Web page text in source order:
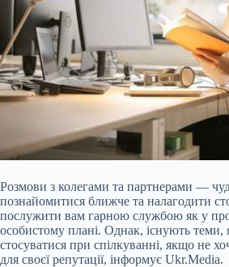
Розмови з колегами та партнерами —
познайомитися ближче та налагодити
послужити вам гарною службою як у
особистому плані. Однак, існують теми,
стосуватися при спілкуванні, якщо не
для своєї репутації, інформує Ukr.Media.